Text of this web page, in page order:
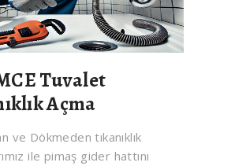
Tuvalet
Açma
ve Dökmeden tıkanıklık
ile pimaş gider hattını